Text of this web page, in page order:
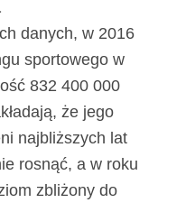
danych, w 2016
sportowego w
832 400 000
że jego
najbliższych lat
rosnąć, a w roku
zbliżony do